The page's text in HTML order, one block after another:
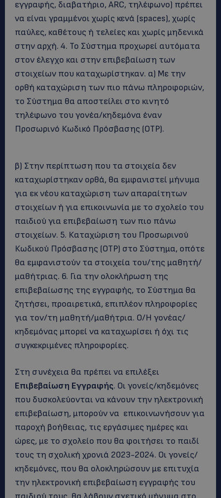
εγγραφής, διαβατήριο, ARC, τηλέφωνο) πρέπει
να είναι γραμμένοι χωρίς κενά (spaces), χωρίς
παύλες, καθέτους ή τελείες και χωρίς μηδενικά
στην αρχή. 4. Το Σύστημα προχωρεί αυτόματα
στον έλεγχο και στην επιβεβαίωση των
στοιχείων που καταχωρίστηκαν. α) Με την
ορθή καταχώριση των πιο πάνω πληροφοριών,
το Σύστημα θα αποστείλει στο κινητό
τηλέφωνο του γονέα/κηδεμόνα έναν
Προσωρινό Κωδικό Πρόσβασης (OTP).
β) Στην περίπτωση που τα στοιχεία δεν
καταχωρίστηκαν ορθά, θα εμφανιστεί μήνυμα
για εκ νέου καταχώριση των απαραίτητων
στοιχείων ή για επικοινωνία με το σχολείο του
παιδιού για επιβεβαίωση των πιο πάνω
στοιχείων. 5. Καταχώριση του Προσωρινού
Κωδικού Πρόσβασης (OTP) στο Σύστημα, οπότε
θα εμφανιστούν τα στοιχεία του/της μαθητή/
μαθήτριας. 6. Για την ολοκλήρωση της
επιβεβαίωσης της εγγραφής, το Σύστημα θα
ζητήσει, προαιρετικά, επιπλέον πληροφορίες
για τον/τη μαθητή/μαθήτρια. Ο/Η γονέας/
κηδεμόνας μπορεί να καταχωρίσει ή όχι τις
συγκεκριμένες πληροφορίες.
Στη συνέχεια θα πρέπει να επιλέξει
Επιβεβαίωση Εγγραφής. Οι γονείς/κηδεμόνες
που δυσκολεύονται να κάνουν την ηλεκτρονική
επιβεβαίωση, μπορούν να επικοινωνήσουν για
παροχή βοήθειας, τις εργάσιμες ημέρες και
ώρες, με το σχολείο που θα φοιτήσει το παιδί
τους τη σχολική χρονιά 2023-2024. Οι γονείς/
κηδεμόνες, που θα ολοκληρώσουν με επιτυχία
την ηλεκτρονική επιβεβαίωση εγγραφής του